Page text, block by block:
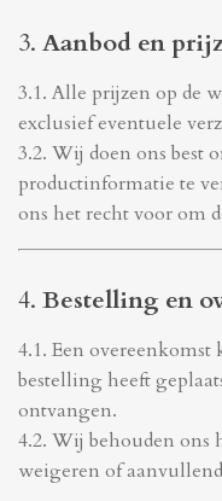
3. Aanbod en
3.1. Alle prijzen op de
exclusief eventuele
3.2. Wij doen ons best
productinformatie te
ons het recht voor om
4. Bestelling en
4.1. Een
bestelling heeft
ontvangen.
4.2. Wij behouden ons
weigeren of